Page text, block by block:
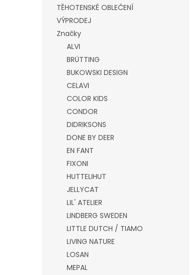
TĚHOTENSKÉ OBLEČENÍ
VÝPRODEJ
Značky
ALVI
BRÜTTING
BUKOWSKI DESIGN
CELAVI
COLOR KIDS
CONDOR
DIDRIKSONS
DONE BY DEER
EN FANT
FIXONI
HUTTELIHUT
JELLYCAT
LIL' ATELIER
LINDBERG SWEDEN
LITTLE DUTCH / TIAMO
LIVING NATURE
LOSAN
MEPAL